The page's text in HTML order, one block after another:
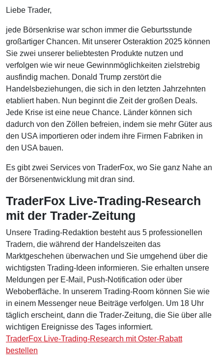
Liebe Trader,
jede Börsenkrise war schon immer die Geburtsstunde
großartiger Chancen. Mit unserer Osteraktion 2025 können
Sie zwei unserer beliebtesten Produkte nutzen und
verfolgen wie wir neue Gewinnmöglichkeiten zielstrebig
ausfindig machen. Donald Trump zerstört die
Handelsbeziehungen, die sich in den letzten Jahrzehnten
etabliert haben. Nun beginnt die Zeit der großen Deals.
Jede Krise ist eine neue Chance. Länder können sich
dadurch von den Zöllen befreien, indem sie mehr Güter aus
den USA importieren oder indem ihre Firmen Fabriken in
den USA bauen.
Es gibt zwei Services von TraderFox, wo Sie ganz Nahe an
der Börsenentwicklung mit dran sind.
TraderFox Live-Trading-Research
mit der Trader-Zeitung
Unsere Trading-Redaktion besteht aus 5 professionellen
Tradern, die während der Handelszeiten das
Marktgeschehen überwachen und Sie umgehend über die
wichtigsten Trading-Ideen informieren. Sie erhalten unsere
Meldungen per E-Mail, Push-Notification oder über
Weboberfläche. In unserem Trading-Room können Sie wie
in einem Messenger neue Beiträge verfolgen. Um 18 Uhr
täglich erscheint, dann die Trader-Zeitung, die Sie über alle
wichtigen Ereignisse des Tages informiert.
TraderFox Live-Trading-Research mit Oster-Rabatt
bestellen